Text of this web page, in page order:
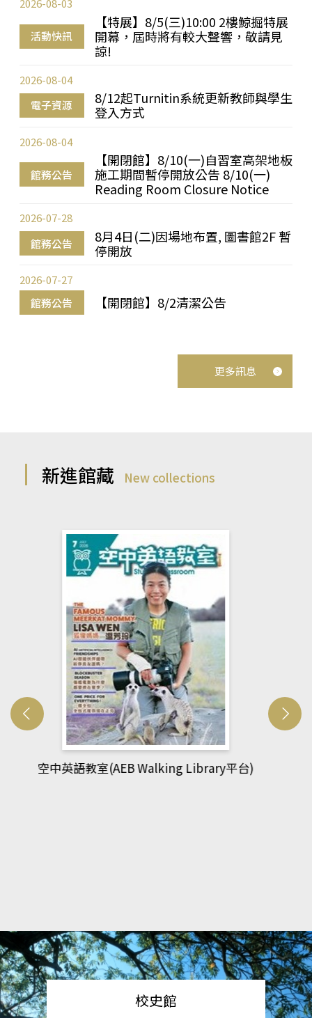
活動快訊
【特展】8/5(三)10:00 2樓鯨掘特展
開幕，屆時將有較大聲響，敬請見
諒!
2026-08-03
電子資源
8/12起Turnitin系統更新教師與學生
登入方式
2026-08-04
館務公告
【開閉館】8/10(一)自習室高架地板
施工期間暫停開放公告 8/10(一)
Reading Room Closure Notice
2026-08-04
館務公告
8月4日(二)因場地布置, 圖書館2F 暫
停開放
2026-07-28
館務公告 【開閉館】8/2清潔公告
2026-07-27
更多訊息
新進館藏 New collections
網管人(kono平台)
校史館